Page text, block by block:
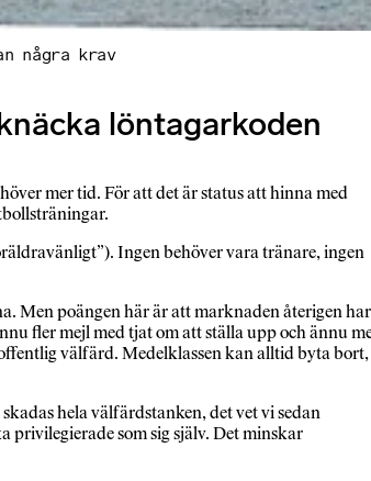
några krav
löntagarkoden
mer tid. För att det är status att hinna med
Ingen behöver vara tränare, ingen
Men poängen här är att marknaden återigen har
fler mejl med tjat om att ställa upp och ännu
välfärd. Medelklassen kan alltid byta bort,
hela välfärdstanken, det vet vi sedan
privilegierade som sig själv. Det minskar